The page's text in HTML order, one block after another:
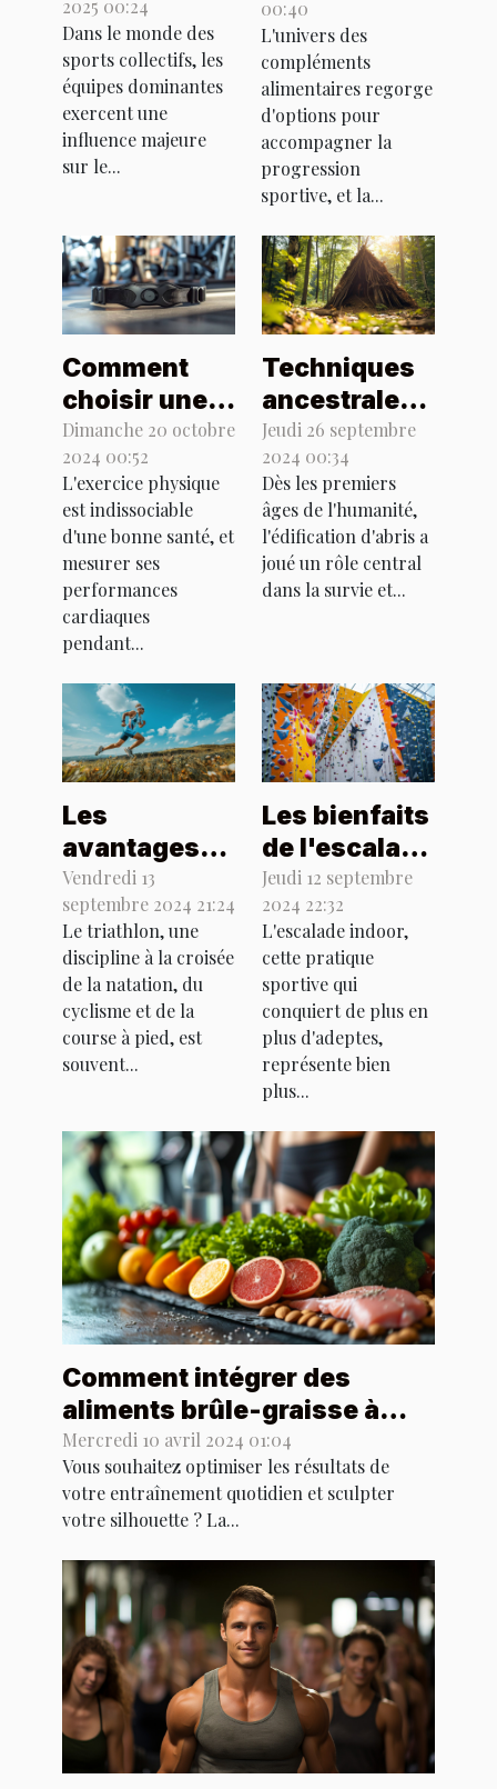
influencent-
elles les
stratégies en
sports
collectifs ?
2025 00:24
Dans le monde des
sports collectifs, les
équipes dominantes
exercent une
influence majeure
sur le...
types de
whey pour
optimiser
votre
entraînement
00:40
L'univers des
compléments
alimentaires regorge
d'options pour
accompagner la
progression
sportive, et la...
Comment
choisir une
ceinture
cardiaque
adaptée à
votre sport
Dimanche 20 octobre
2024 00:52
L'exercice physique
est indissociable
d'une bonne santé, et
mesurer ses
performances
cardiaques
pendant...
Techniques
ancestrales
de
construction
d'abris en
milieu
naturel
Jeudi 26 septembre
2024 00:34
Dès les premiers
âges de l'humanité,
l'édification d'abris a
joué un rôle central
dans la survie et...
Les
avantages
du triathlon
pour la santé
mentale et
physique
Vendredi 13
septembre 2024 21:24
Le triathlon, une
discipline à la croisée
de la natation, du
cyclisme et de la
course à pied, est
souvent...
Les bienfaits
de l'escalade
indoor sur la
santé et le
bien-être
Jeudi 12 septembre
2024 22:32
L'escalade indoor,
cette pratique
sportive qui
conquiert de plus en
plus d'adeptes,
représente bien
plus...
Comment intégrer des
aliments brûle-graisse à
votre routine d'entraînement
quotidienne
Mercredi 10 avril 2024 01:04
Vous souhaitez optimiser les résultats de
votre entraînement quotidien et sculpter
votre silhouette ? La...